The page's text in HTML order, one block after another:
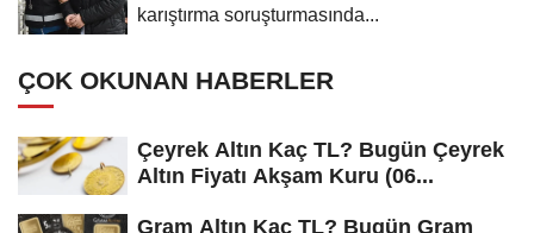
karıştırma soruşturmasında...
ÇOK OKUNAN HABERLER
Çeyrek Altın Kaç TL? Bugün Çeyrek
Altın Fiyatı Akşam Kuru (06...
Gram Altın Kaç TL? Bugün Gram